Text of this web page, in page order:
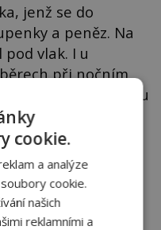
jenž se do
a peněz. Na
vlak. I u
při nočním
postavu celou
nevěří,
úmrtí v
na fotografiích a
cookie.
a analýze
cookie.
našich
reklamními a